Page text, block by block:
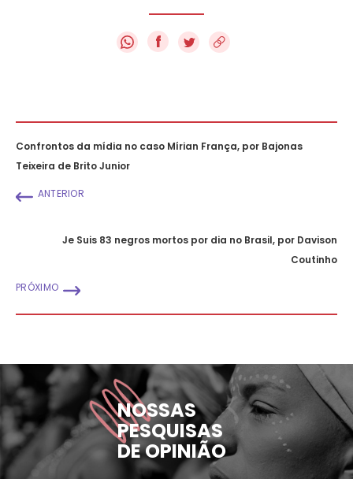
f
Confrontos da mídia no caso Mírian França, por Bajonas
Teixeira de Brito Junior
ANTERIOR
Je Suis 83 negros mortos por dia no Brasil, por Davison
Coutinho
PRÓXIMO
NOSSAS
PESQUISAS
DE OPINIÃO